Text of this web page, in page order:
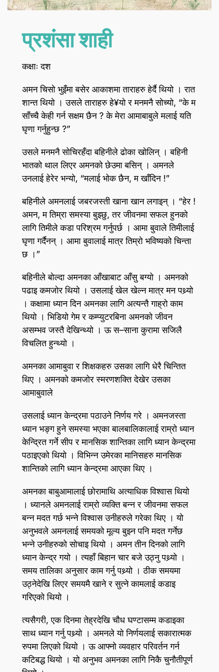
प्रशंसा शाही
कक्षाः दश
अमन चिसो भुइँमा बसेर आकाशमा ताराहरु हेर्दै थियो । रात
शान्त थियो । उसले ताराहरु हे¥यो र मनमनै सोच्यो, “के म
साँच्चै केही गर्न सक्षम छैन ? के मेरा आमाबाबुले मलाई यति
घृणा गर्नुहुन्छ ?”
उसले मनमनै सोचिरहँदा बहिनीले ढोका खोलिन् । बहिनी
भातको थाल लिएर अमनको छेउमा बसिन् । अमनले
उनलाई हेरेर भन्यो, “मलाई भोक छैन, म खाँदिन !”
बहिनीले अमनलाई जबरजस्ती खाना खान लगाइन् । “हेर !
अमन, म तिम्रा समस्या बुझ्छु, तर जीवनमा सफल हुनको
लागि तिमीले कडा परिश्रम गर्नुपर्छ । आमा बुवाले तिमीलाई
घृणा गर्दैनन् । आमा बुवालाई मात्र तिम्रो भविष्यको चिन्ता
छ ।”
बहिनीले बोल्दा अमनका आँखाबाट आँसु बग्यो । अमनको
पढाइ कमजोर थियो । उसलाई खेल खेल्न मात्र मन पथ्र्यो
। कक्षामा ध्यान दिन अमनका लागि अत्यन्तै गाह्रो काम
थियो । भिडियो गेम र कम्प्युटरबिना अमनको जीवन
असम्भव जस्तै देखिन्थ्यो । ऊ स–साना कुरामा सजिलै
विचलित हुन्थ्यो ।
अमनका आमाबुवा र शिक्षकहरु उसका लागि धेरै चिन्तित
थिए । अमनको कमजोर स्मरणशक्ति देखेर उसका
आमाबुवाले
उसलाई ध्यान केन्द्रमा पठाउने निर्णय गरे । अमनजस्ता
ध्यान भङ्ग हुने समस्या भएका बालबालिकालाई राम्रो ध्यान
केन्द्रित गर्ने सीप र मानसिक शान्तिका लागि ध्यान केन्द्रमा
पठाइएको थियो । विभिन्न उमेरका मानिसहरु मानसिक
शान्तिको लागि ध्यान केन्द्रमा आएका थिए ।
अमनका बाबुआमालाई छोरामाथि अत्याधिक विश्वास थियो
। ध्यानले अमनलाई राम्रो व्यक्ति बन्न र जीवनमा सफल
बन्न मदत गर्छ भन्ने विश्वास उनीहरुले गरेका थिए । यो
अनुभवले अमनलाई समयको मूल्य बुझ्न पनि मदत गर्नेछ
भन्ने उनीहरुको सोचाइ थियो । अमन तीन दिनको लागि
ध्यान केन्द्र गयो । त्यहाँ बिहान चार बजे उठ्नु पथ्र्यो ।
समय तालिका अनुसार काम गर्नु पथ्र्यो । ठीक समयमा
उठ्नेदेखि लिएर समयमै खाने र सुत्ने कामलाई कडाइ
गरिएको थियो ।
त्यसैगरी, एक दिनमा तेह्रदेखि चौध घण्टासम्म कडाइका
साथ ध्यान गर्नु पथ्र्यो । अमनले यो निर्णयलाई सकारात्मक
रुपमा लिएको थियो । ऊ आफ्नो व्यवहार परिवर्तन गर्न
कटिबद्ध थियो । यो अनुभव अमनका लागि निकै चुनौतीपूर्ण